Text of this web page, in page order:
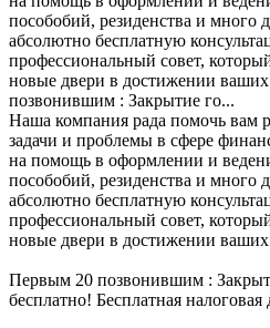
пособобий, резиденства и много
абсолютно бесплатную
профессиональный совет,
новые двери в достижении
позвонившим : Закрытие го...
Наша компания рада помочь вам
задачи и проблемы в сфере
на помощь в оформлении и
пособобий, резиденства и много
абсолютно бесплатную
профессиональный совет,
новые двери в достижении ваших
Первым 20 позвонившим :
бесплатно! Бесплатная налоговая